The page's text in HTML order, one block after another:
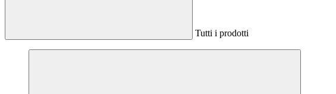
Tutti i prodotti